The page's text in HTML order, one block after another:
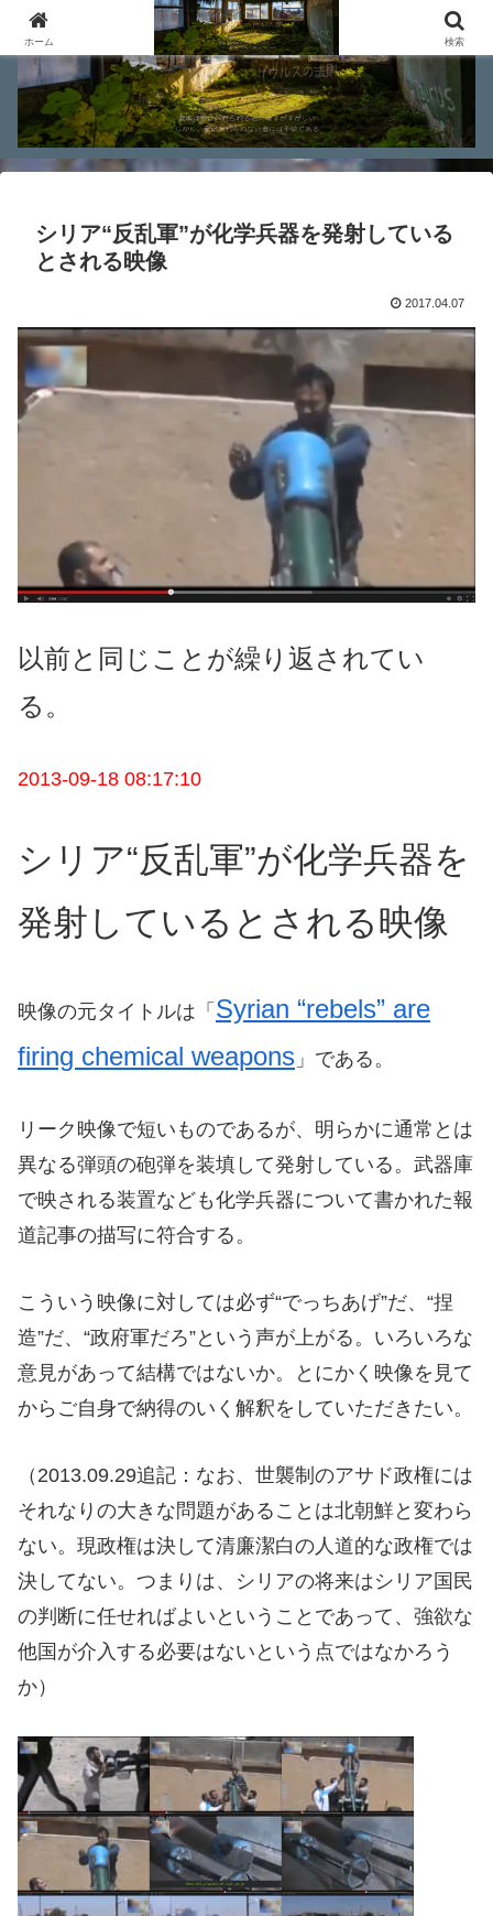
シリア“反乱軍”が化学兵器を発射している
とされる映像
2017.04.07
以前と同じことが繰り返されてい
る。
2013-09-18 08:17:10
シリア“反乱軍”が化学兵器を
発射しているとされる映像
映像の元タイトルは「 Syrian “rebels” are
firing chemical weapons 」である。
リーク映像で短いものであるが、明らかに通常とは
異なる弾頭の砲弾を装填して発射している。武器庫
で映される装置なども化学兵器について書かれた報
道記事の描写に符合する。
こういう映像に対しては必ず“でっちあげ”だ、“捏
造”だ、“政府軍だろ”という声が上がる。いろいろな
意見があって結構ではないか。とにかく映像を見て
からご自身で納得のいく解釈をしていただきたい。
（2013.09.29追記：なお、世襲制のアサド政権には
それなりの大きな問題があることは北朝鮮と変わら
ない。現政権は決して清廉潔白の人道的な政権では
決してない。つまりは、シリアの将来はシリア国民
の判断に任せればよいということであって、強欲な
他国が介入する必要はないという点ではなかろう
か）
ホーム 検索